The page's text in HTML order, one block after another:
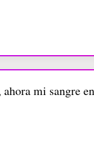
ahora mi sangre